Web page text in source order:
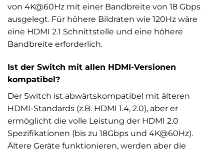
von 4K@60Hz mit einer Bandbreite von 18 Gbps
ausgelegt. Für höhere Bildraten wie 120Hz wäre
eine HDMI 2.1 Schnittstelle und eine höhere
Bandbreite erforderlich.
Ist der Switch mit allen HDMI-Versionen
kompatibel?
Der Switch ist abwärtskompatibel mit älteren
HDMI-Standards (z.B. HDMI 1.4, 2.0), aber er
ermöglicht die volle Leistung der HDMI 2.0
Spezifikationen (bis zu 18Gbps und 4K@60Hz).
Ältere Geräte funktionieren, werden aber die